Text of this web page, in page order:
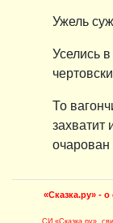
Ужель
Уселись
То
захватит
очарован
«Сказка.ру» - о
СИ «Сказка.ру»,